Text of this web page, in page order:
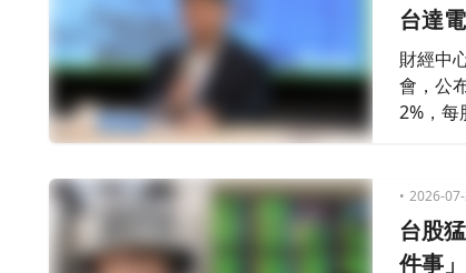
台達
財經中
會，公
2%，每
2026-
台股
件事